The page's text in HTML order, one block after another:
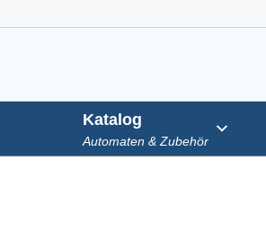
Katalog
Automaten & Zubehör